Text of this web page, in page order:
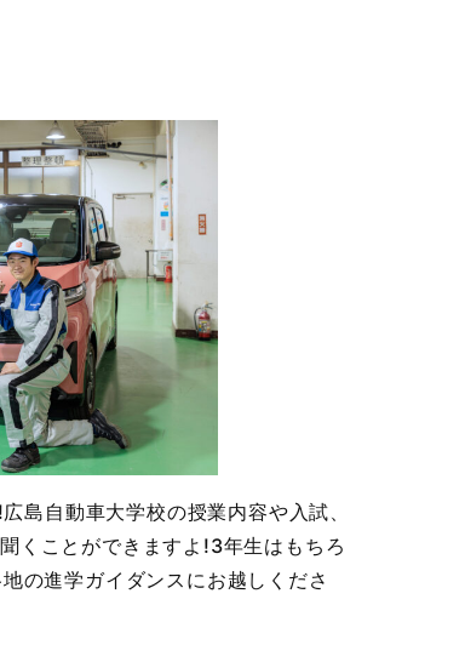
島自動車大学校の授業内容や入試、
くことができますよ!3年生はもちろ
の進学ガイダンスにお越しくださ